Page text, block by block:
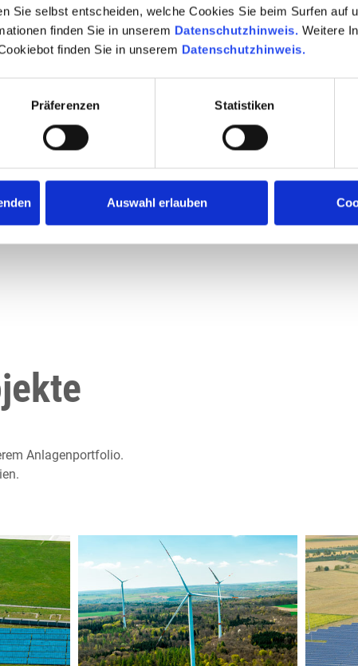
Sie selbst entscheiden, welche Cookies Sie beim Surfen auf
finden Sie in unserem Datenschutzhinweis. Weitere
finden Sie in unserem Datenschutzhinweis.
Präferenzen Statistiken
Auswahl erlauben
Ertragsprognose pro Jahr
Anlagenportfolio.
____
II -
Hall
____
Windpark
Klosterwald -
Creglingen